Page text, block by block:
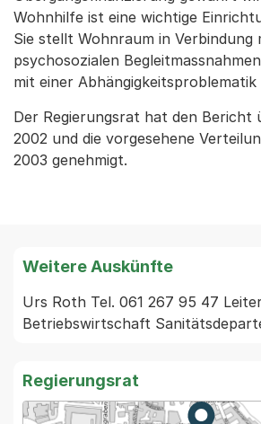
Wohnhilfe ist eine wichtige
Sie stellt Wohnraum in Verbindung
psychosozialen
mit einer
Der Regierungsrat hat den Bericht
2002 und die vorgesehene
2003 genehmigt.
Weitere Auskünfte
Urs Roth Tel. 061 267 95 47
Betriebswirtschaft
Regierungsrat